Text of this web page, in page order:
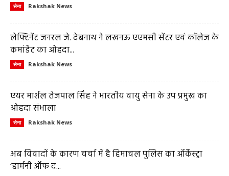
सेना Rakshak News
लेफ्टिनेंट जनरल जे. देबनाथ ने लखनऊ एएमसी सेंटर एवं कॉलेज के
कमांडेंट का ओहदा...
सेना Rakshak News
एयर मार्शल तेजपाल सिंह ने भारतीय वायु सेना के उप प्रमुख का
ओहदा संभाला
सेना Rakshak News
अब विवादों के कारण चर्चा में है हिमाचल पुलिस का ऑर्केस्ट्रा
‘हार्मनी ऑफ द...